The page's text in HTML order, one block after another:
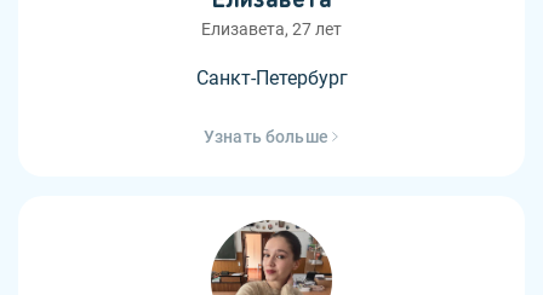
Елизавета, 27 лет
Санкт-Петербург
Узнать больше